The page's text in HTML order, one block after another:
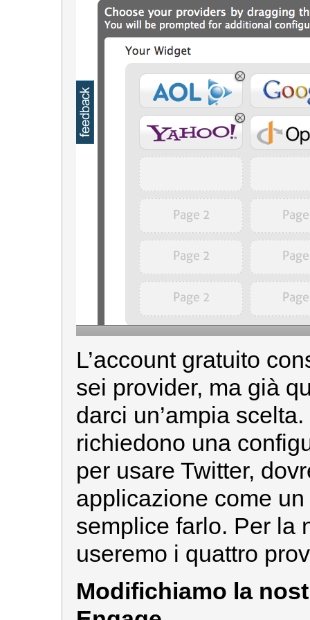
L’account gratuito
sei provider, ma già
darci un’ampia
richiedono una
per usare Twitter,
applicazione come
semplice farlo. Per la
useremo i quattro
Modifichiamo la